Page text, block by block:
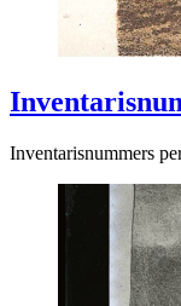
Inventarisnummers